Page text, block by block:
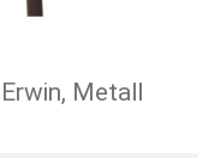
Metall